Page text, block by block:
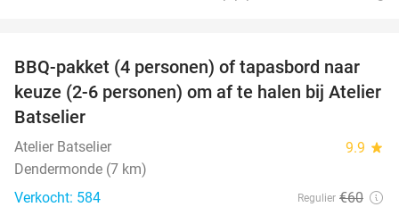
34%
BBQ-pakket (4 personen) of tapasbord naar
keuze (2-6 personen) om af te halen bij Atelier
Batselier
Atelier Batselier 9.9 star
Dendermonde (7 km)
Verkocht: 584
Regulier €60